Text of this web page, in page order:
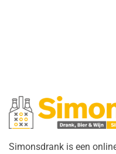
Simonsdrank is een